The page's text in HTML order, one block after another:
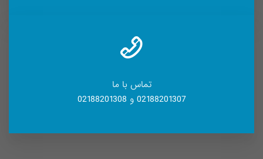
تماس با ما
02188201307 و 02188201308